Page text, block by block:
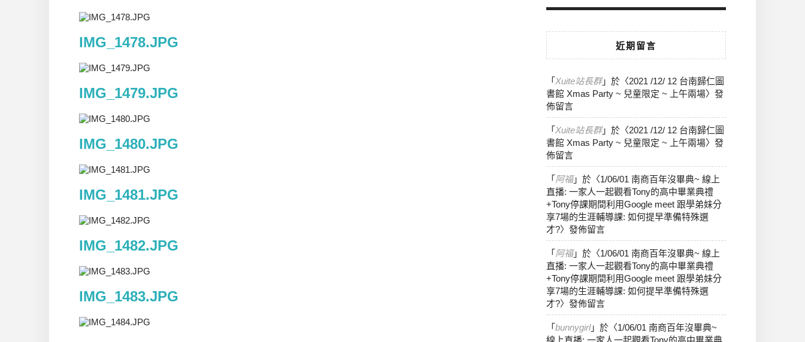
IMG_1478.JPG
IMG_1479.JPG
IMG_1480.JPG
IMG_1481.JPG
IMG_1482.JPG
IMG_1483.JPG
近期留言
「 Xuite站長群」於〈2021 /12/ 12 台南歸仁圖
書館 Xmas Party ~ 兒童限定 ~ 上午兩場〉發
佈留言
「 Xuite站長群」於〈2021 /12/ 12 台南歸仁圖
書館 Xmas Party ~ 兒童限定 ~ 上午兩場〉發
佈留言
「 阿福」於〈1/06/01 南商百年沒畢典~ 線上
直播: 一家人一起觀看Tony的高中畢業典禮
+Tony停課期間利用Google meet 跟學弟妹分
享7場的生涯輔導課: 如何提早準備特殊選
才?〉發佈留言
「 阿福」於〈1/06/01 南商百年沒畢典~ 線上
直播: 一家人一起觀看Tony的高中畢業典禮
+Tony停課期間利用Google meet 跟學弟妹分
享7場的生涯輔導課: 如何提早準備特殊選
才?〉發佈留言
「 bunnygirl」於〈1/06/01 南商百年沒畢典~